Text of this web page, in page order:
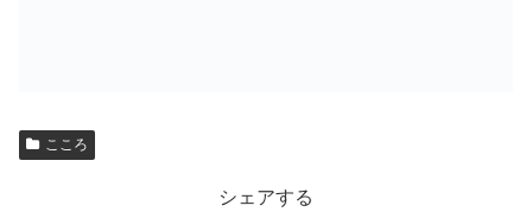
こころ
シェアする